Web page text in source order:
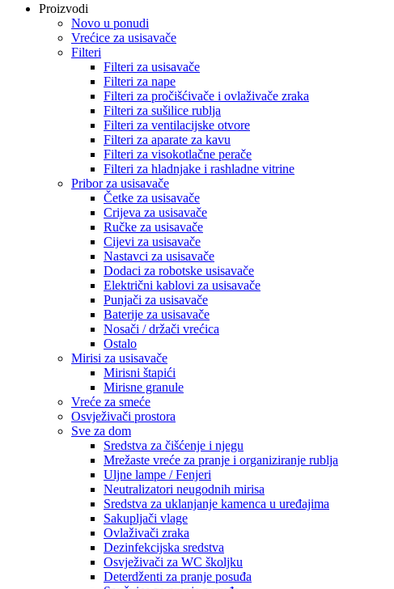
Proizvodi
Novo u ponudi
Vrećice za usisavače
Filteri
Filteri za usisavače
Filteri za nape
Filteri za pročišćivače i ovlaživače zraka
Filteri za sušilice rublja
Filteri za ventilacijske otvore
Filteri za aparate za kavu
Filteri za visokotlačne perače
Filteri za hladnjake i rashladne vitrine
Pribor za usisavače
Četke za usisavače
Crijeva za usisavače
Ručke za usisavače
Cijevi za usisavače
Nastavci za usisavače
Dodaci za robotske usisavače
Električni kablovi za usisavače
Punjači za usisavače
Baterije za usisavače
Nosači / držači vrećica
Ostalo
Mirisi za usisavače
Mirisni štapići
Mirisne granule
Vreće za smeće
Osvježivači prostora
Sve za dom
Sredstva za čišćenje i njegu
Mrežaste vreće za pranje i organiziranje rublja
Uljne lampe / Fenjeri
Neutralizatori neugodnih mirisa
Sredstva za uklanjanje kamenca u uređajima
Sakupljači vlage
Ovlaživači zraka
Dezinfekcijska sredstva
Osvježivači za WC školjku
Deterdženti za pranje posuđa